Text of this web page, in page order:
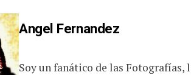
Angel Fernandez
Soy un fanático de las Fotografías,